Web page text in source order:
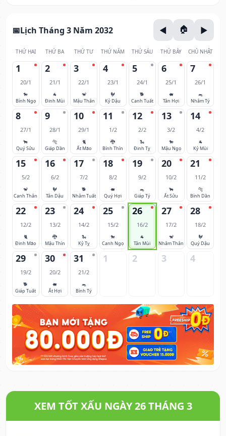
Lịch Tháng 3 Năm 2032
THỨ HAI THỨ BA THỨ TƯ THỨ NĂM THỨ SÁU THỨ BẢY CHỦ NHẬT
1
20/1
🐎
Bính Ngọ
2
21/1
🐐
Đinh Mùi
3
22/1
🐒
Mậu Thân
4
23/1
🐓
Kỷ Dậu
5
24/1
🐕
Canh Tuất
6
25/1
🐖
Tân Hợi
7
26/1
🐀
Nhâm Tý
8
27/1
🐂
Quý Sửu
9
28/1
🐅
Giáp Dần
10
29/1
🐈
Ất Mão
11
1/2
🐉
Bính Thìn
12
2/2
🐍
Đinh Tỵ
13
3/2
🐎
Mậu Ngọ
14
4/2
🐐
Kỷ Mùi
15
5/2
🐒
Canh Thân
16
6/2
🐓
Tân Dậu
17
7/2
🐕
Nhâm Tuất
18
8/2
🐖
Quý Hợi
19
9/2
🐀
Giáp Tý
20
10/2
🐂
Ất Sửu
21
11/2
🐅
Bính Dần
22
12/2
🐈
Đinh Mão
23
13/2
🐉
Mậu Thìn
24
14/2
🐍
Kỷ Tỵ
25
15/2
🐎
Canh Ngọ
26
16/2
🐐
Tân Mùi
27
17/2
🐒
Nhâm Thân
28
18/2
🐓
Quý Dậu
29
19/2
🐕
Giáp Tuất
30
20/2
🐖
Ất Hợi
31
21/2
🐀
Bính Tý
1 2 3 4
XEM TỐT XẤU NGÀY 26 THÁNG 3